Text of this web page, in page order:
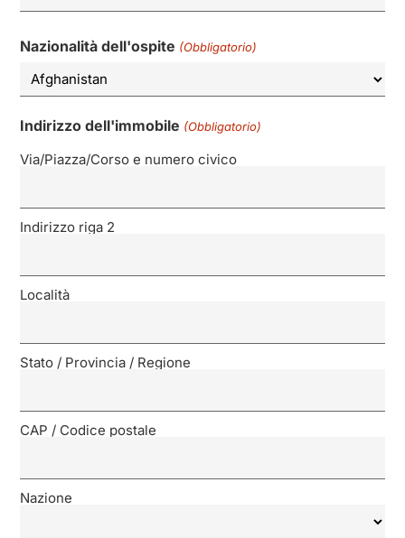
Nazionalità dell'ospite (Obbligatorio)
Indirizzo dell'immobile (Obbligatorio)
Via/Piazza/Corso e numero civico
Indirizzo riga 2
Località
Stato / Provincia / Regione
CAP / Codice postale
Nazione